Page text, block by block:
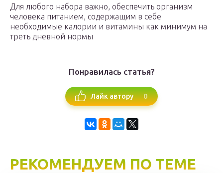
Для любого набора важно, обеспечить организм
человека питанием, содержащим в себе
необходимые калории и витамины как минимум на
треть дневной нормы
Понравилась статья?
Лайк автору 0
РЕКОМЕНДУЕМ ПО ТЕМЕ